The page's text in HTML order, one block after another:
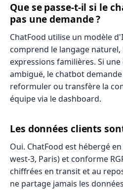
Que se passe-t-il si le
pas une demande ?
ChatFood utilise un modèle
comprend le langage
expressions familières. Si
ambiguë, le chatbot
reformuler ou transfère la
équipe via le dashboard.
Les données clients
Oui. ChatFood est hébergé
west-3, Paris) et conforme
chiffrées en transit et au
ne partage jamais les